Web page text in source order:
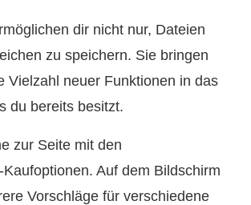
dir nicht nur, Dateien
zu speichern. Sie bringen
Vielzahl neuer Funktionen in das
du bereits besitzt.
zur Seite mit den
Auf dem Bildschirm
Vorschläge für verschiedene